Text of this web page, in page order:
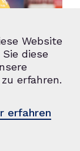
Website
diese
erfahren.
erfahren